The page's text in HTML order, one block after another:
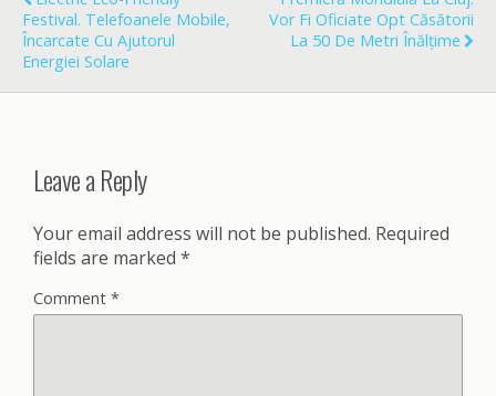
k
Festival. Telefoanele Mobile,
Încarcate Cu Ajutorul
Energiei Solare
Vor Fi Oficiate Opt Căsătorii
La 50 De Metri Înălțime
Leave a Reply
Your email address will not be published. Required
fields are marked *
Comment *